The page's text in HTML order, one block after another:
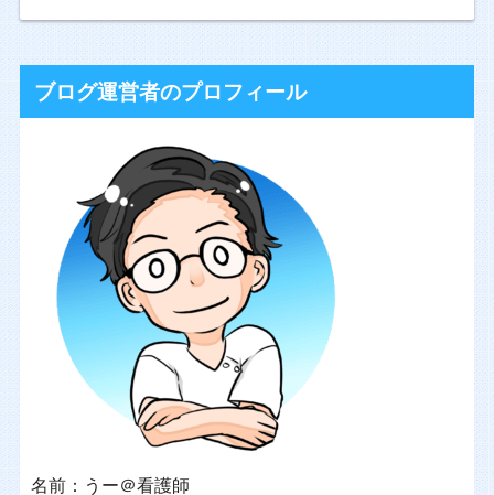
ブログ運営者のプロフィール
名前：うー＠看護師